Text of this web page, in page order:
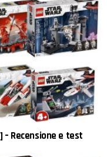
– Recensione e test